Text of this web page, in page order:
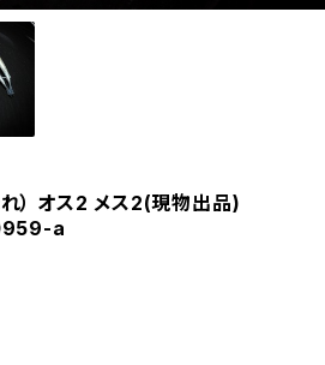
オス2 メス2(現物出品)
a